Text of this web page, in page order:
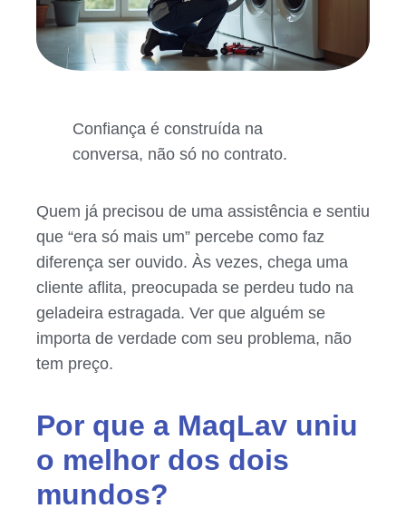
Confiança é construída na
conversa, não só no contrato.
Quem já precisou de uma assistência e sentiu
que “era só mais um” percebe como faz
diferença ser ouvido. Às vezes, chega uma
cliente aflita, preocupada se perdeu tudo na
geladeira estragada. Ver que alguém se
importa de verdade com seu problema, não
tem preço.
Por que a MaqLav uniu
o melhor dos dois
mundos?